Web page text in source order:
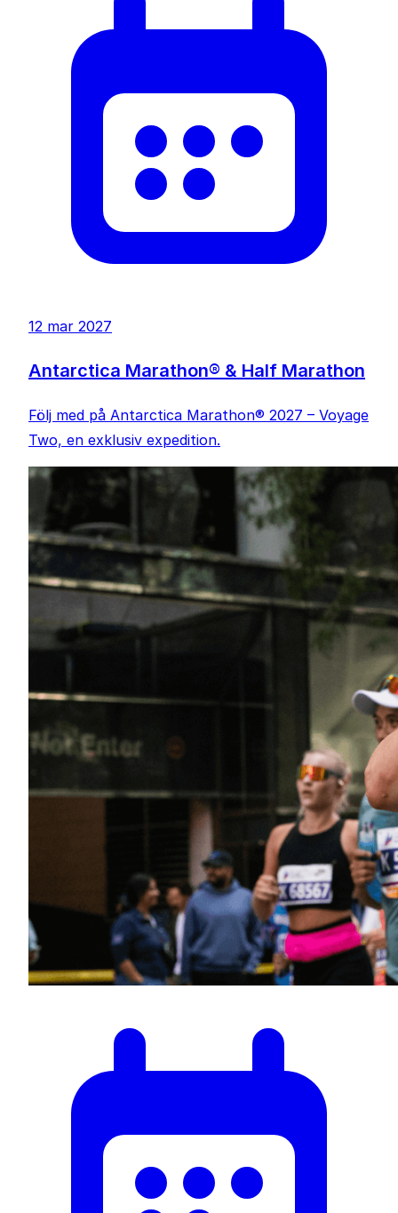
12 mar 2027
Antarctica Marathon® & Half Marathon
Följ med på Antarctica Marathon® 2027 – Voyage
Two, en exklusiv expedition.